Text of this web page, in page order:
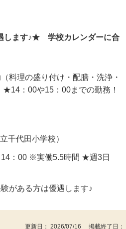
料理の盛り付け・配膳・洗浄・
立千代田小学校）
14：00 ※実働5.5時間 ★週3日